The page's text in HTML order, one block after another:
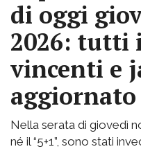
di oggi
2026: tutti
vincenti e
aggiornato
Nella serata di giovedì
né il “5+1”, sono stati